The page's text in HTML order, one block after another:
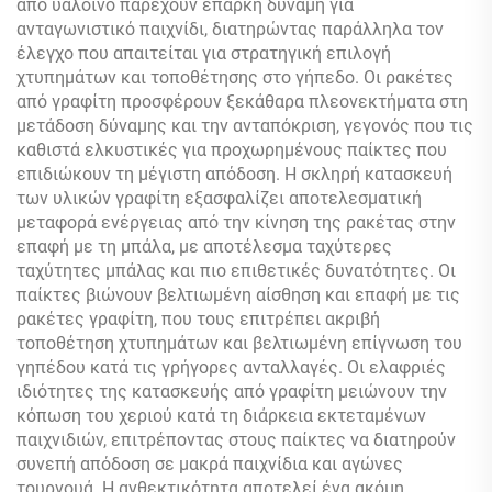
από υαλοϊνό παρέχουν επαρκή δύναμη για
ανταγωνιστικό παιχνίδι, διατηρώντας παράλληλα τον
έλεγχο που απαιτείται για στρατηγική επιλογή
χτυπημάτων και τοποθέτησης στο γήπεδο. Οι ρακέτες
από γραφίτη προσφέρουν ξεκάθαρα πλεονεκτήματα στη
μετάδοση δύναμης και την ανταπόκριση, γεγονός που τις
καθιστά ελκυστικές για προχωρημένους παίκτες που
επιδιώκουν τη μέγιστη απόδοση. Η σκληρή κατασκευή
των υλικών γραφίτη εξασφαλίζει αποτελεσματική
μεταφορά ενέργειας από την κίνηση της ρακέτας στην
επαφή με τη μπάλα, με αποτέλεσμα ταχύτερες
ταχύτητες μπάλας και πιο επιθετικές δυνατότητες. Οι
παίκτες βιώνουν βελτιωμένη αίσθηση και επαφή με τις
ρακέτες γραφίτη, που τους επιτρέπει ακριβή
τοποθέτηση χτυπημάτων και βελτιωμένη επίγνωση του
γηπέδου κατά τις γρήγορες ανταλλαγές. Οι ελαφριές
ιδιότητες της κατασκευής από γραφίτη μειώνουν την
κόπωση του χεριού κατά τη διάρκεια εκτεταμένων
παιχνιδιών, επιτρέποντας στους παίκτες να διατηρούν
συνεπή απόδοση σε μακρά παιχνίδια και αγώνες